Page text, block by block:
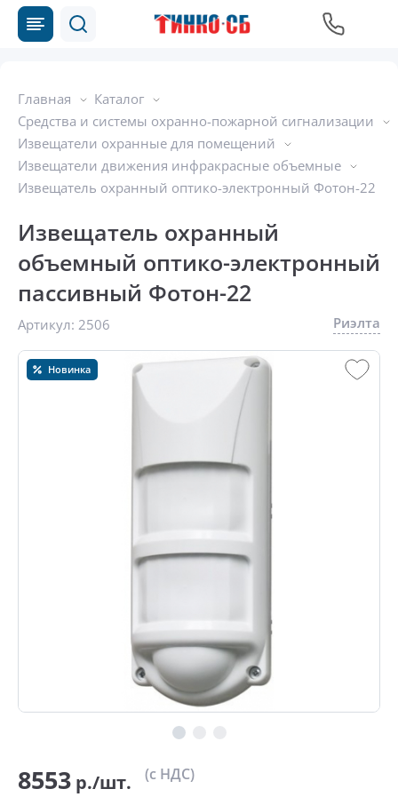
Главная
Каталог
Средства и системы охранно-пожарной сигнализации
Извещатели охранные для помещений
Извещатели движения инфракрасные объемные
Извещатель охранный оптико-электронный Фотон-22
Извещатель охранный
объемный оптико-электронный
пассивный Фотон-22
Новинка
Артикул: 2506 Риэлта
8553 р./шт. (с НДС)